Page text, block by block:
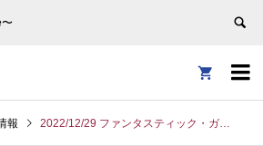


報 2022/12/29 ファンタスティック・ガラコンサート２０２２